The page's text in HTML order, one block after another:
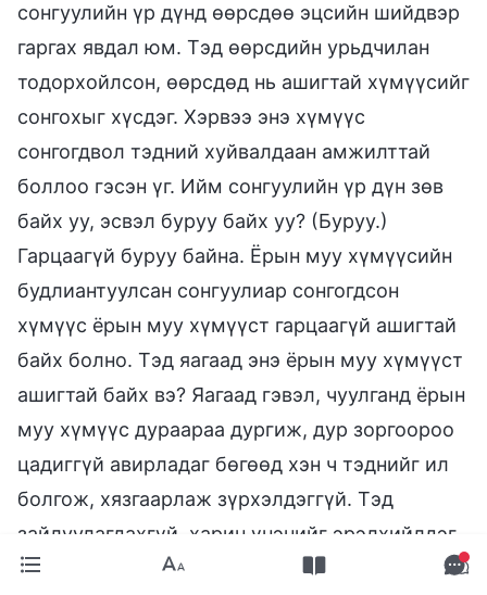
сонгуулийн үр дүнд өөрсдөө эцсийн шийдвэр
гаргах явдал юм. Тэд өөрсдийн урьдчилан
тодорхойлсон, өөрсдөд нь ашигтай хүмүүсийг
сонгохыг хүсдэг. Хэрвээ энэ хүмүүс
сонгогдвол тэдний хуйвалдаан амжилттай
боллоо гэсэн үг. Ийм сонгуулийн үр дүн зөв
байх уу, эсвэл буруу байх уу? (Буруу.)
Гарцаагүй буруу байна. Ёрын муу хүмүүсийн
будлиантуулсан сонгуулиар сонгогдсон
хүмүүс ёрын муу хүмүүст гарцаагүй ашигтай
байх болно. Тэд яагаад энэ ёрын муу хүмүүст
ашигтай байх вэ? Яагаад гэвэл, чуулганд ёрын
муу хүмүүс дураараа дургиж, дур зоргоороо
цадиггүй авирладаг бөгөөд хэн ч тэднийг ил
болгож, хязгаарлаж зүрхэлдэггүй. Тэд
зайлуулагдахгүй, харин үнэнийг эрэлхийлдэг
хүмүүс тэдэнд гадуурхагдаж, хавчигдаж,